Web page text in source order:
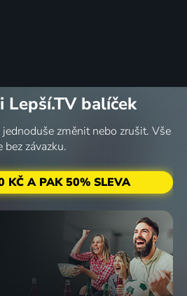
Lepší.TV balíček
změnit nebo zrušit. Vše
bez závazku.
KČ A PAK 50% SLEVA